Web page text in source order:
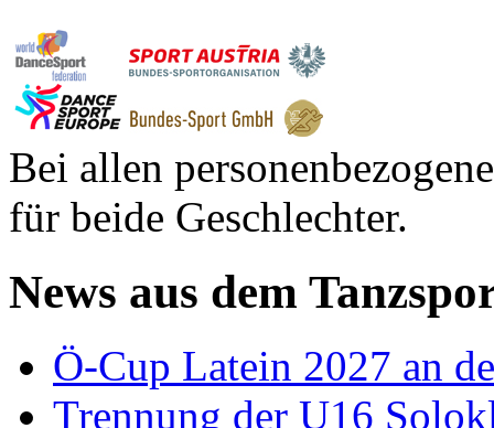
Bei allen
für beide Geschlechter.
News aus dem
Ö-Cup Latein 2027 an
Trennung der U16